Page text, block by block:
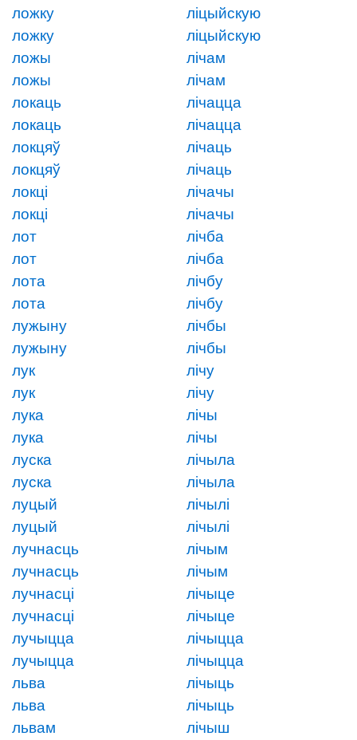
ложку
ложку
ложы
ложы
локаць
локаць
локцяў
локцяў
локці
локці
лот
лот
лота
лота
лужыну
лужыну
лук
лук
лука
лука
луска
луска
луцый
луцый
лучнасць
лучнасць
лучнасці
лучнасці
лучыцца
лучыцца
льва
льва
львам
ліцыйскую
ліцыйскую
лічам
лічам
лічацца
лічацца
лічаць
лічаць
лічачы
лічачы
лічба
лічба
лічбу
лічбу
лічбы
лічбы
лічу
лічу
лічы
лічы
лічыла
лічыла
лічылі
лічылі
лічым
лічым
лічыце
лічыце
лічыцца
лічыцца
лічыць
лічыць
лічыш